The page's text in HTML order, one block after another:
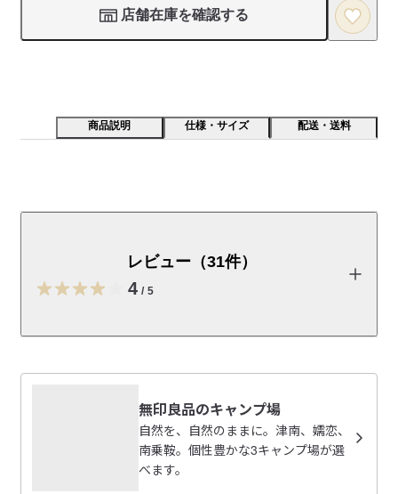
店舗在庫を確認する
商品説明 仕様・サイズ 配送・送料
【価格改定のお知らせ】 ネットストア価格改定日：2026年9月4
日（金）10:00～
ご注文時点の価格が適用されます。
」
レビュー（31件）
4 / 5
無印良品のキャンプ場
自然を、自然のままに。津南、嬬恋、
南乗鞍。個性豊かな3キャンプ場が選
べます。